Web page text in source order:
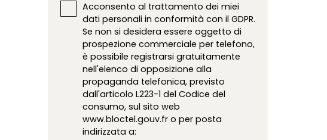
Acconsento al trattamento dei miei
dati personali in conformità con il GDPR.
Se non si desidera essere oggetto di
prospezione commerciale per telefono,
è possibile registrarsi gratuitamente
nell'elenco di opposizione alla
propaganda telefonica, previsto
dall'articolo L223-1 del Codice del
consumo, sul sito web
www.bloctel.gouv.fr o per posta
indirizzata a: